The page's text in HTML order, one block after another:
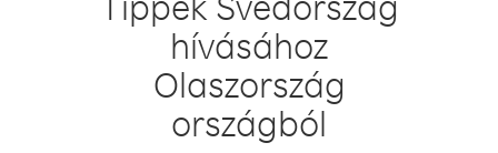
hívásához
Olaszország
országból